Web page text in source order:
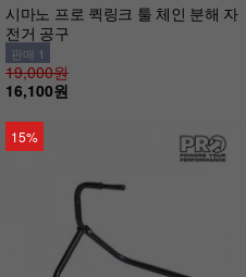
시마노 프로 퀵링크 툴 체인 분해 자
전거 공구
판매 1
19,000원
16,100원
15%